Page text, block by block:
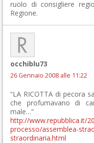
ruolo di consigliere
Regione.
occhiblu73
26 Gennaio 2008 alle 11:22
“LA RICOTTA di pecora
che profumavano di
male…”
http://www.repubblica.it/
processo/assemblea-
straordinaria.html